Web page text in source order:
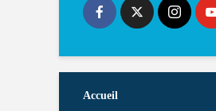
Accueil